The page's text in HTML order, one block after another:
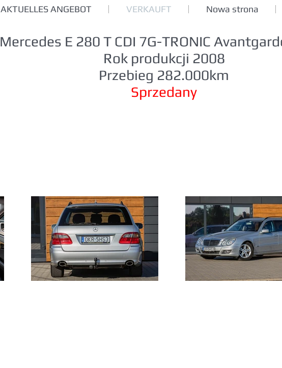
AKTUELLES ANGEBOT VERKAUFT Nowa strona
Mercedes E 280 T CDI 7G-TRONIC
Rok produkcji 2008
Przebieg 282.000km
Sprzedany